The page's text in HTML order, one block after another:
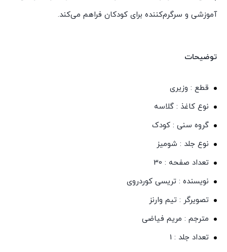
آموزشی و سرگرم‌کننده برای کودکان فراهم می‌کند.
توضیحات
قطع : وزیری
نوع کاغذ : گلاسه
گروه سنی : کودک
نوع جلد : شومیز
تعداد صفحه : 30
نویسنده : تریسی کوردروی
تصویرگر : تیم وارنز
مترجم : مریم فیاضی
تعداد جلد : 1